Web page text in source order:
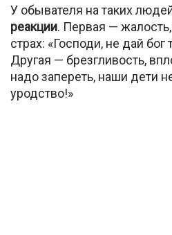
У обывателя на таких
реакции. Первая —
страх: «Господи, не дай бог
Другая — брезгливость,
надо запереть, наши дети
уродство!»